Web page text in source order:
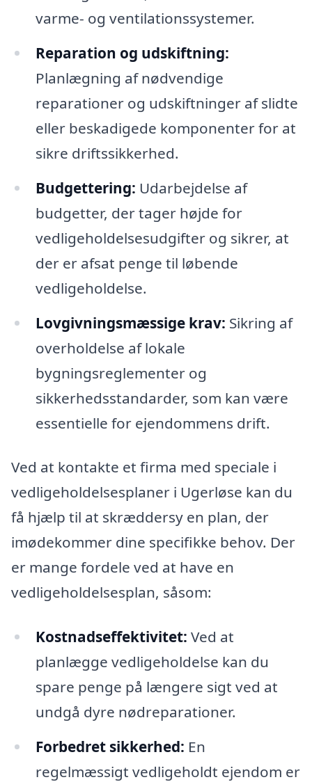
varme- og ventilationssystemer.
Reparation og udskiftning:
Planlægning af nødvendige
reparationer og udskiftninger af slidte
eller beskadigede komponenter for at
sikre driftssikkerhed.
Budgettering: Udarbejdelse af
budgetter, der tager højde for
vedligeholdelsesudgifter og sikrer, at
der er afsat penge til løbende
vedligeholdelse.
Lovgivningsmæssige krav: Sikring af
overholdelse af lokale
bygningsreglementer og
sikkerhedsstandarder, som kan være
essentielle for ejendommens drift.
Ved at kontakte et firma med speciale i
vedligeholdelsesplaner i Ugerløse kan du
få hjælp til at skræddersy en plan, der
imødekommer dine specifikke behov. Der
er mange fordele ved at have en
vedligeholdelsesplan, såsom:
Kostnadseffektivitet: Ved at
planlægge vedligeholdelse kan du
spare penge på længere sigt ved at
undgå dyre nødreparationer.
Forbedret sikkerhed: En
regelmæssigt vedligeholdt ejendom er